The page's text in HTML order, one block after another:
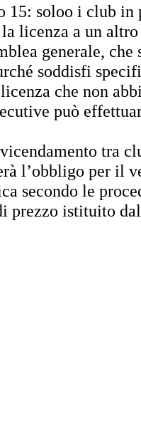
soloo i club in
licenza a un
generale, che
soddisfi
che non
può
tra
l’obbligo per il
secondo le
prezzo istituito